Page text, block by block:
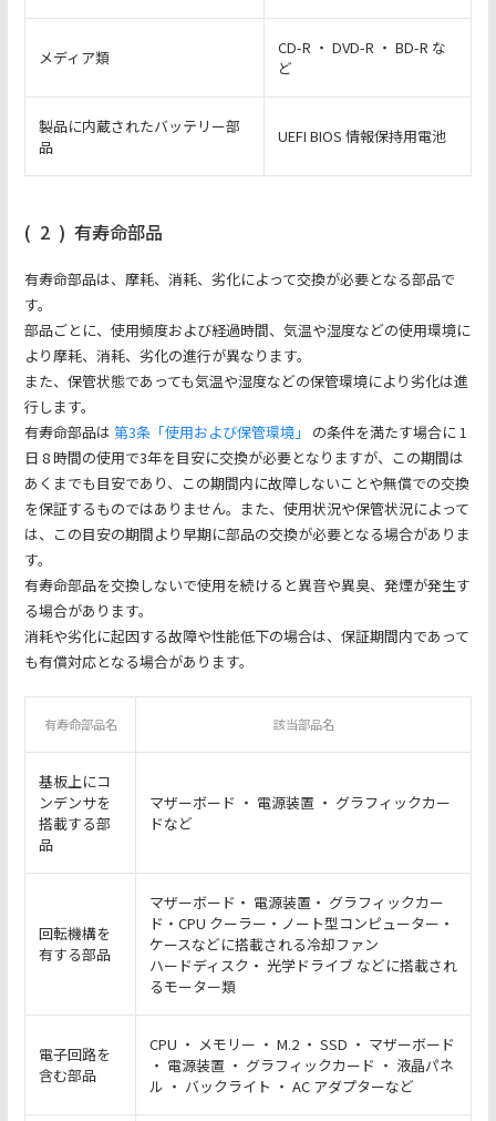
メディア類
CD-R ・ DVD-R ・ BD-R な
ど
製品に内蔵されたバッテリー部
品
UEFI BIOS 情報保持用電池
( 2 ) 有寿命部品
有寿命部品は、摩耗、消耗、劣化によって交換が必要となる部品で
す。
部品ごとに、使用頻度および経過時間、気温や湿度などの使用環境に
より摩耗、消耗、劣化の進行が異なります。
また、保管状態であっても気温や湿度などの保管環境により劣化は進
行します。
有寿命部品は 第3条「使用および保管環境」 の条件を満たす場合に 1
日 8 時間の使用で3年を目安に交換が必要となりますが、この期間は
あくまでも目安であり、この期間内に故障しないことや無償での交換
を保証するものではありません。また、使用状況や保管状況によって
は、この目安の期間より早期に部品の交換が必要となる場合がありま
す。
有寿命部品を交換しないで使用を続けると異音や異臭、発煙が発生す
る場合があります。
消耗や劣化に起因する故障や性能低下の場合は、保証期間内であって
も有償対応となる場合があります。
有寿命部品名 該当部品名
基板上にコ
ンデンサを
搭載する部
品
マザーボード ・ 電源装置 ・ グラフィックカー
ドなど
回転機構を
有する部品
マザーボード・ 電源装置・ グラフィックカー
ド・CPU クーラー・ノート型コンピューター・
ケースなどに搭載される冷却ファン
ハードディスク・ 光学ドライブ などに搭載され
るモーター類
電子回路を
含む部品
CPU ・ メモリー ・ M.2 ・ SSD ・ マザーボード
・ 電源装置 ・ グラフィックカード ・ 液晶パネ
ル ・ バックライト ・ AC アダプターなど